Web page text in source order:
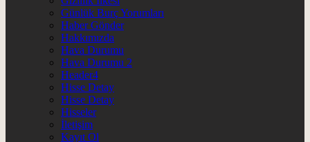
Günlük Burç Yorumları
Haber Gönder
Hakkımızda
Hava Durumu
Hava Durumu 2
Header4
Hisse Detay
Hisse Detay
Hisseler
İletişim
Kayıt Ol